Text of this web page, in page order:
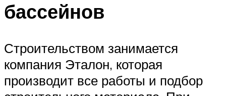
бассейнов
Строительством занимается
компания Эталон, которая
производит все работы и подбор